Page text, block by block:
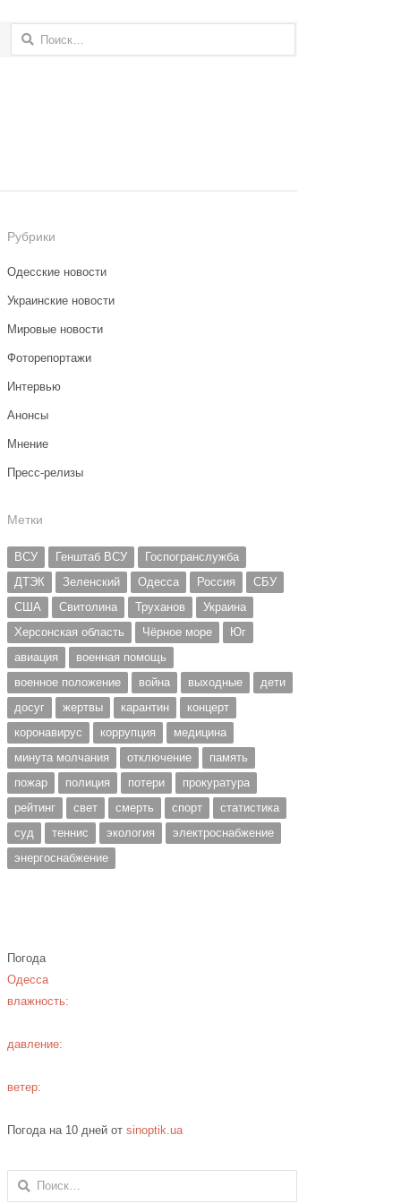
Найти:
Рубрики
Одесские новости
Украинские новости
Мировые новости
Фоторепортажи
Интервью
Анонсы
Мнение
Пресс-релизы
Метки
ВСУ Генштаб ВСУ
Госпогранслужба
ДТЭК
Зеленский Одесса Россия
СБУ
США
Свитолина Труханов
Украина
Херсонская область
Чёрное море
Юг
авиация
военная помощь
военное положение
война выходные
дети
досуг
жертвы карантин
концерт
коронавирус
коррупция
медицина
минута молчания
отключение
память
пожар
полиция потери
прокуратура
рейтинг
свет смерть спорт
статистика
суд
теннис экология
электроснабжение
энергоснабжение
Погода
Одесса
влажность:
давление:
ветер:
Погода на 10 дней отsinoptik.ua
Найти: